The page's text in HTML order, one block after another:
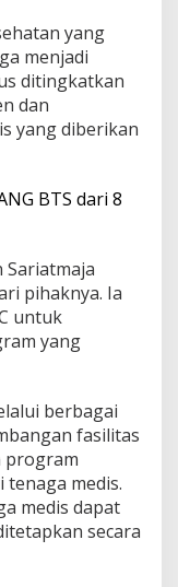
yang
menjadi
ditingkatkan
dan
yang diberikan
BTS dari 8
Sariatmaja
pihaknya. Ia
untuk
yang
berbagai
fasilitas
program
medis.
medis dapat
secara